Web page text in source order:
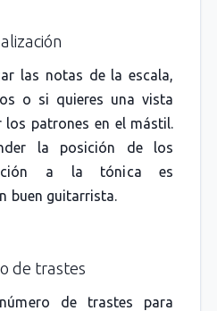
las notas de la escala,
o si quieres una vista
los patrones en el mástil.
la posición de los
a la tónica es
buen guitarrista.
de trastes
de trastes para